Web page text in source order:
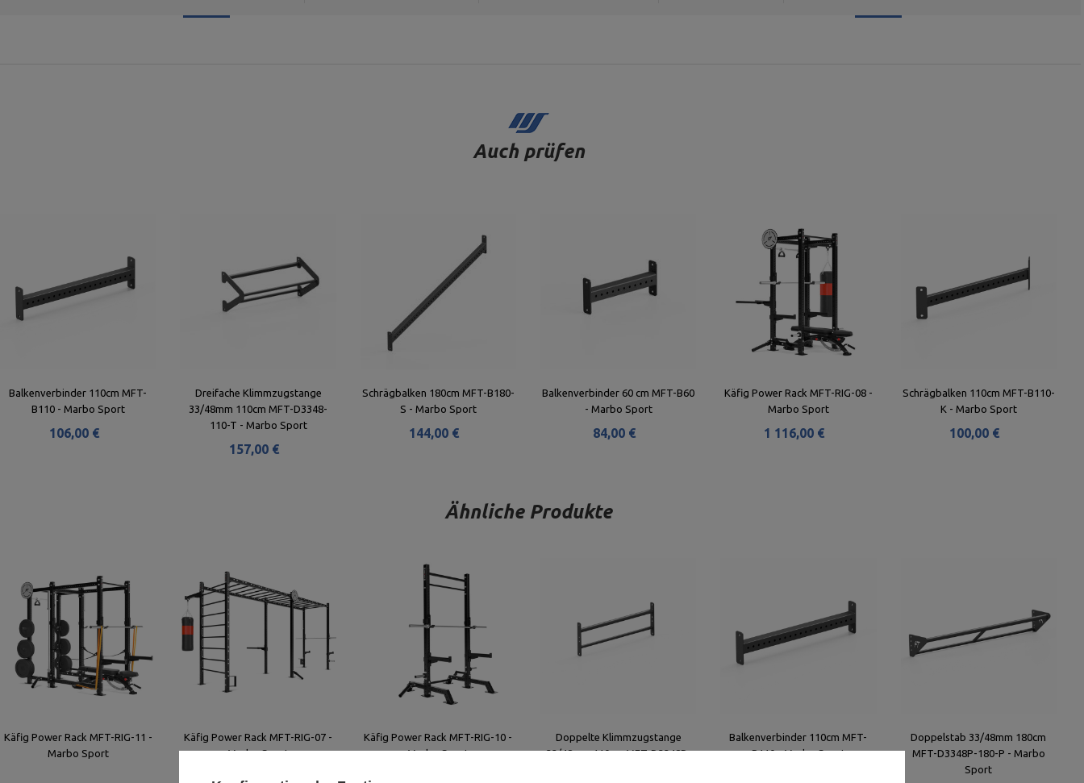
Auch prüfen
Balkenverbinder 110cm MFT-
B110 - Marbo Sport
106,00 €
Dreifache Klimmzugstange
33/48mm 110cm MFT-D3348-
110-T - Marbo Sport
157,00 €
Schrägbalken 180cm MFT-B180-
S - Marbo Sport
144,00 €
Balkenverbinder 60 cm MFT-B60
- Marbo Sport
84,00 €
Käfig Power Rack MFT-RIG-08 -
Marbo Sport
1 116,00 €
Schrägbalken 110cm MFT-B110-
K - Marbo Sport
100,00 €
Ähnliche Produkte
Käfig Power Rack MFT-RIG-11 -
Marbo Sport
Käfig Power Rack MFT-RIG-07 -
Marbo Sport
Käfig Power Rack MFT-RIG-10 -
Marbo Sport
Doppelte Klimmzugstange
33/48mm 110cm MFT-D3348P-
Balkenverbinder 110cm MFT-
B110 - Marbo Sport
Doppelstab 33/48mm 180cm
MFT-D3348P-180-P - Marbo
Sport